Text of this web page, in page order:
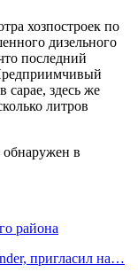
хозпостроек по
дизельного
последний
сарае, здесь же
литров
района
пригласил на…